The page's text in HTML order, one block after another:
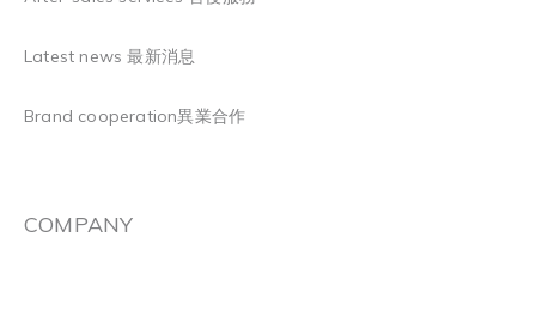
Latest news 最新消息
Brand cooperation異業合作
COMPANY